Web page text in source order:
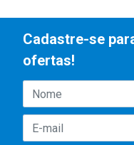
Cadastre-se
ofertas!